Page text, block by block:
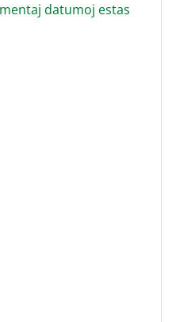
datumoj estas